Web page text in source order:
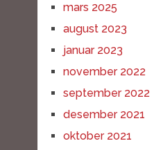
mars 2025
august 2023
januar 2023
november 2022
september 2022
desember 2021
oktober 2021